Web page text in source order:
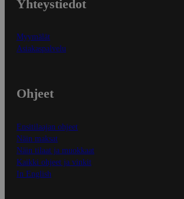
Yhteystiedot
Myymälät
Asiakaspalvelu
Ohjeet
Ensitilaajan ohjeet
Näin maksat
Näin tilaat ja muokkaat
Kaikki ohjeet ja vinkit
In English